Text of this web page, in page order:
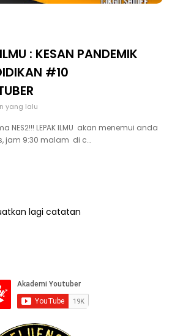
: KESAN PANDEMIK
#10
yang lalu
LEPAK ILMU akan menemui anda
jam 9:30 malam di c…
lagi catatan